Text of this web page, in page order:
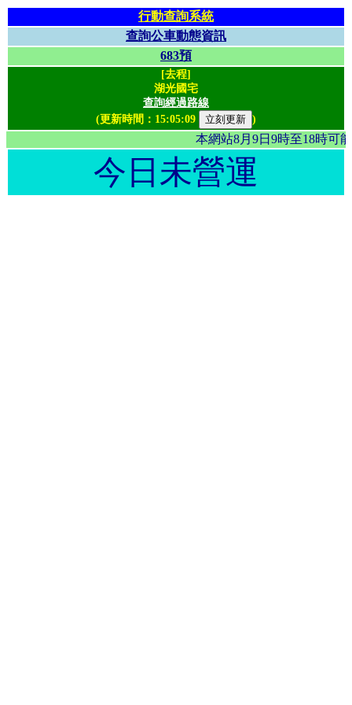
行動查詢系統
查詢公車動態資訊
683預
[去程]
湖光國宅
查詢經過路線
(更新時間： 15:05:09 )
本網站8月9日9時至18時
今日未營運